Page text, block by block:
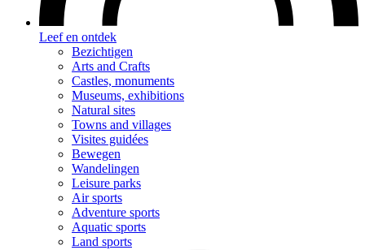
Leef en ontdek
Bezichtigen
Arts and Crafts
Castles, monuments
Museums, exhibitions
Natural sites
Towns and villages
Visites guidées
Bewegen
Wandelingen
Leisure parks
Air sports
Adventure sports
Aquatic sports
Land sports